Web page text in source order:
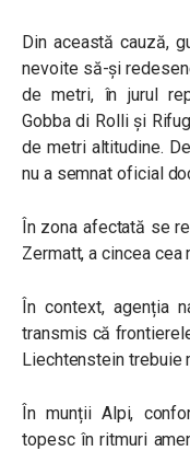
Din această cauză,
nevoite să-și
de metri, în jurul
Gobba di Rolli și
de metri altitudine.
nu a semnat oficial
În zona afectată se
Zermatt, a cincea cea
În context, agenția
transmis că
Liechtenstein trebuie
În munții Alpi,
topesc în ritmuri